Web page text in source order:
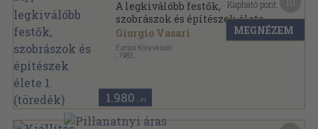
A legkiválóbb festők,
szobrászok és építészek élete
1. (töredék)
Giorgio Vasari
Európa Könyvkiadó
1983
1.980 ,-Ft
Kapható pont:
MEGNÉZEM